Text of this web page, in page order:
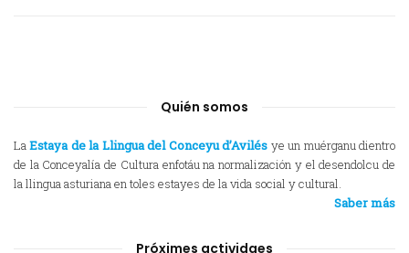
Quién somos
LaEstaya de la Llingua del Conceyu d’Avilés ye un muérganu dientro
de la Conceyalía de Cultura enfotáu na normalización y el desendolcu de
la llingua asturiana en toles estayes de la vida social y cultural.
Saber más
Próximes actividaes